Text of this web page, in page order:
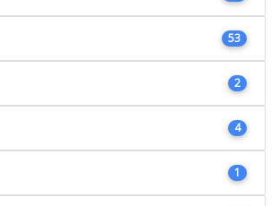
53
2
4
1